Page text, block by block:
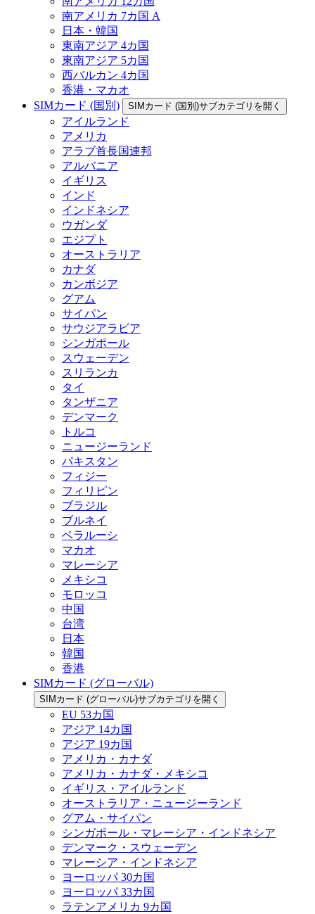
南アメリカ 7カ国 A
日本・韓国
東南アジア 4カ国
東南アジア 5カ国
西バルカン 4カ国
香港・マカオ
SIMカード (国別)
SIMカード (国別)サブカテゴリを開く
アイルランド
アメリカ
アラブ首長国連邦
アルバニア
イギリス
インド
インドネシア
ウガンダ
エジプト
オーストラリア
カナダ
カンボジア
グアム
サイパン
サウジアラビア
シンガポール
スウェーデン
スリランカ
タイ
タンザニア
デンマーク
トルコ
ニュージーランド
パキスタン
フィジー
フィリピン
ブラジル
ブルネイ
ベラルーシ
マカオ
マレーシア
メキシコ
モロッコ
中国
台湾
日本
韓国
香港
SIMカード (グローバル)
SIMカード (グローバル)サブカテゴリを開く
EU 53カ国
アジア 14カ国
アジア 19カ国
アメリカ・カナダ
アメリカ・カナダ・メキシコ
イギリス・アイルランド
オーストラリア・ニュージーランド
グアム・サイパン
シンガポール・マレーシア・インドネシア
デンマーク・スウェーデン
マレーシア・インドネシア
ヨーロッパ 30カ国
ヨーロッパ 33カ国
ラテンアメリカ 9カ国